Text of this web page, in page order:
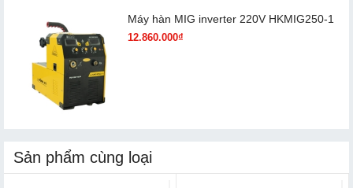
Máy hàn MIG inverter 220V HKMIG250-1
12.860.000₫
Sản phẩm cùng loại